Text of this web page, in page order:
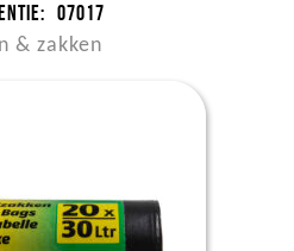
07017
& zakken